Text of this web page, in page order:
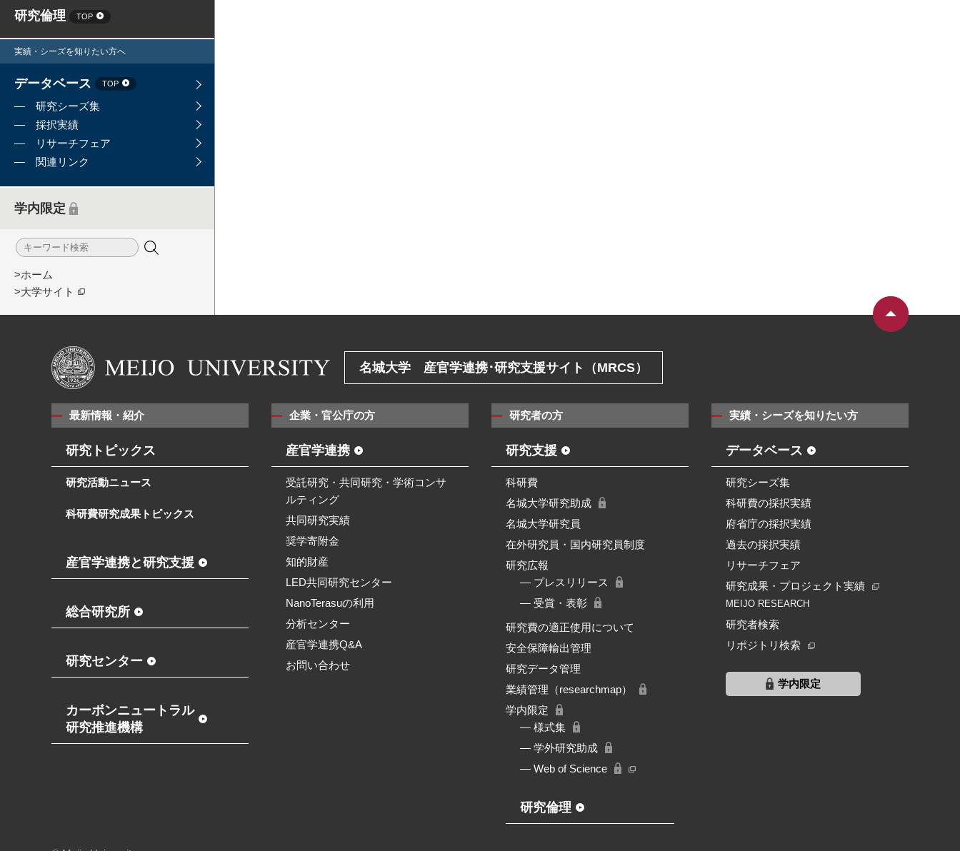
研究倫理 TOP
実績・シーズを知りたい方へ
データベース TOP
研究シーズ集
採択実績
リサーチフェア
関連リンク
学内限定
>ホーム
>大学サイト
名城大学 産官学連携･研究支援サイト（MRCS）
最新情報・紹介
研究トピックス
研究活動ニュース
科研費研究成果トピックス
産官学連携と研究支援
総合研究所
研究センター
カーボンニュートラル
研究推進機構
企業・官公庁の方
産官学連携
受託研究・共同研究・学術コンサ
ルティング
共同研究実績
奨学寄附金
知的財産
LED共同研究センター
NanoTerasuの利用
分析センター
産官学連携Q&A
お問い合わせ
研究者の方
研究支援
科研費
名城大学研究助成
名城大学研究員
在外研究員・国内研究員制度
研究広報
― プレスリリース
― 受賞・表彰
研究費の適正使用について
安全保障輸出管理
研究データ管理
業績管理（researchmap）
学内限定
― 様式集
― 学外研究助成
― Web of Science
研究倫理
実績・シーズを知りたい方
データベース
研究シーズ集
科研費の採択実績
府省庁の採択実績
過去の採択実績
リサーチフェア
研究成果・プロジェクト実績
MEIJO RESEARCH
研究者検索
リポジトリ検索
学内限定